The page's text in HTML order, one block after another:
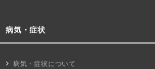
病気・症状
病気・症状について